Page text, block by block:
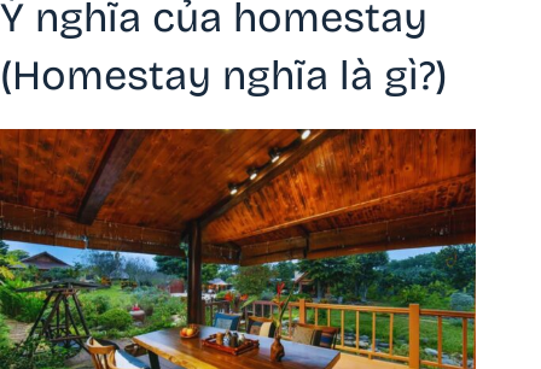
Ý nghĩa của homestay
(Homestay nghĩa là gì?)